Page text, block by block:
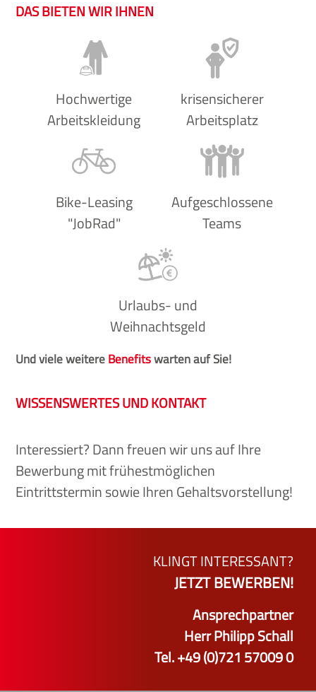
DAS BIETEN WIR IHNEN
Hochwertige
Arbeitskleidung
krisensicherer
Arbeitsplatz
Bike-Leasing
"JobRad"
Aufgeschlossene
Teams
Urlaubs- und
Weihnachtsgeld
Und viele weitereBenefitswarten auf Sie!
WISSENSWERTES UND KONTAKT
Interessiert? Dann freuen wir uns auf Ihre
Bewerbung mit frühestmöglichen
Eintrittstermin sowie Ihren Gehaltsvorstellung!
KLINGT INTERESSANT?
JETZT BEWERBEN!
Ansprechpartner
Herr Philipp Schall
Tel. +49 (0)721 57009 0